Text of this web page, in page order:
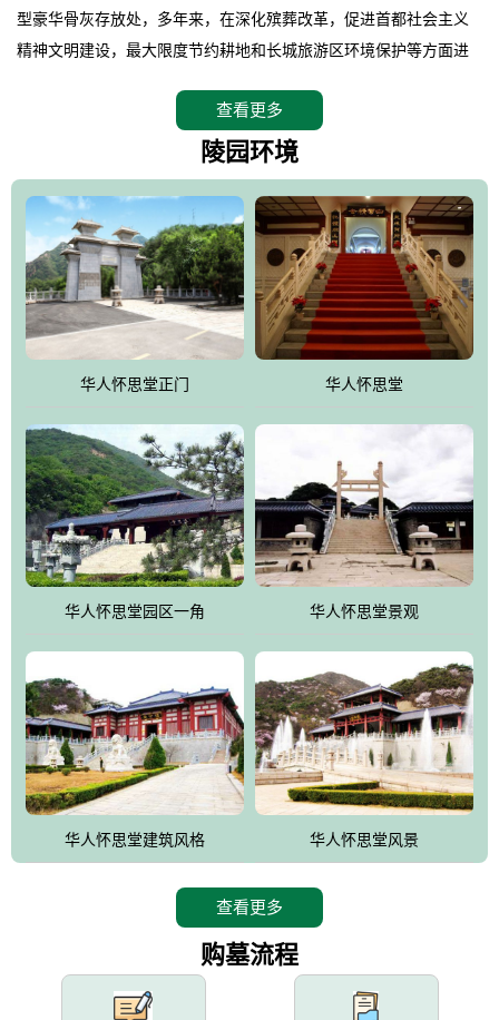
型豪华骨灰存放处，多年来，在深化殡葬改革，促进首都社会主义
精神文明建设，最大限度节约耕地和长城旅游区环境保护等方面进
怀思堂辖区面积15万平方米，整体建筑面积5．8万平方米。主体建
筑有：怀思堂豪华墓室、礼祭大厅、随缘阁、百家姓觅宗长廊等。
仲、无字碑、香灯等。典型的仿秦、汉建筑风格。蓝色的琉璃瓦屋
顶，朱砂红的门、窗、柱、墙，汉白玉雕刻的雄狮、华表，花岗岩
铺成的路面和台阶，洒落其间的花卉、松柏与万里长城浑然一体、
气势宏伟、古朴端庄、别具一格。怀思堂大殿入口两侧是用蜡染技
术描绘的抽象派创意绘画，大环境中的长城文化与炎黄始祖，小环
境的绘画中的河流、山川、彩云、明月，意喻着往生者与长城同
伴，与祖宗同眠，他（她）们的思想与品德与山河同在，与日月同
辉。
怀思堂作为豪华室内骨灰存放处，将干支纪年、五行相生相克、天
人合一、太极八卦、生辰八字及生肖等有机结合到历史文化中。一
厅七千个福位分十二小区，按十二地支命名。客户选位，可依据生
肖、八字、时辰亦可参考地理方位、职业、兴趣爱好等等。堂中是
地宫陵寝式的，入口楹联选材于著名田园诗人陶渊明"亲戚或余悲，
他人亦已歌，死后何所道，托体同山阿"中的后两句。反应了回归大
雀，后玄武"的四大吉祥物铜雕挂件。
查看更多
陵园环境
华人怀思堂正门 华人怀思堂
华人怀思堂园区一角 华人怀思堂景观
华人怀思堂建筑风格 华人怀思堂风景
查看更多
购墓流程